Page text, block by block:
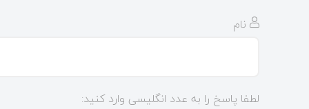
نام
لطفا پاسخ را به عدد انگلیسی وارد کنید: